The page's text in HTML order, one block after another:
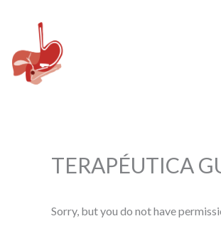
contenido
TERAPÉUTICA
Sorry, but you do not have